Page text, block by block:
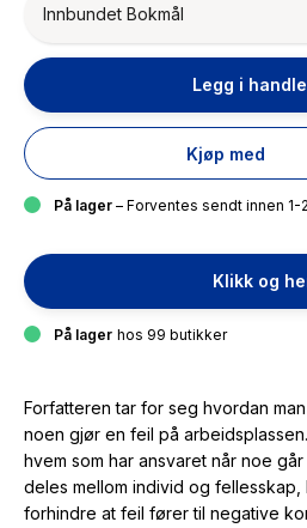
Innbundet Bokmål
Legg i
Kjøp med
På lager – Forventes sendt innen
Klikk og
På lager hos 99 butikker
Forfatteren tar for seg hvordan
noen gjør en feil på
hvem som har ansvaret når noe
deles mellom individ og
forhindre at feil fører til negative